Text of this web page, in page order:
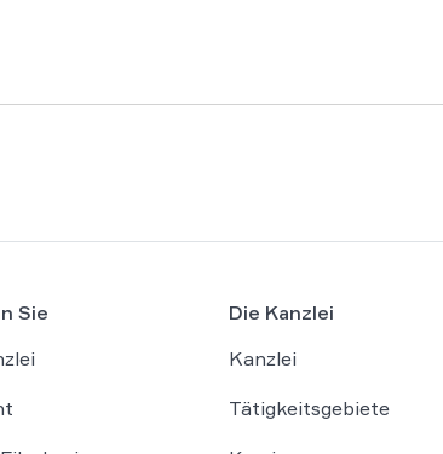
Sie
Die Kanzlei
Kanzlei
Tätigkeitsgebiete